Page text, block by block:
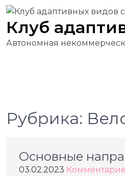
Клуб
Автономная
Рубрика:
Основные
03.02.2023